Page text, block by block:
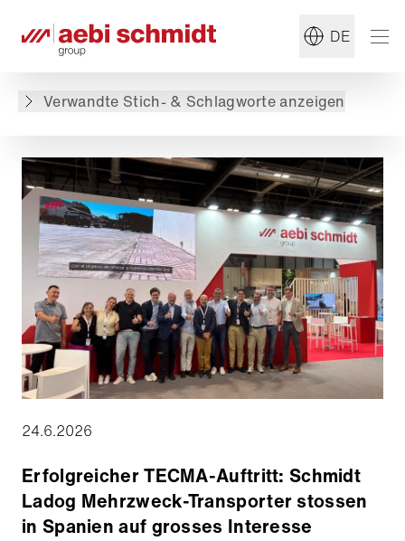
DE
Verwandte Stich- & Schlagworte anzeigen
#Mehrzweck-Transporter
24.6.2026
Erfolgreicher TECMA-Auftritt: Schmidt
Ladog Mehrzweck-Transporter stossen
in Spanien auf grosses Interesse